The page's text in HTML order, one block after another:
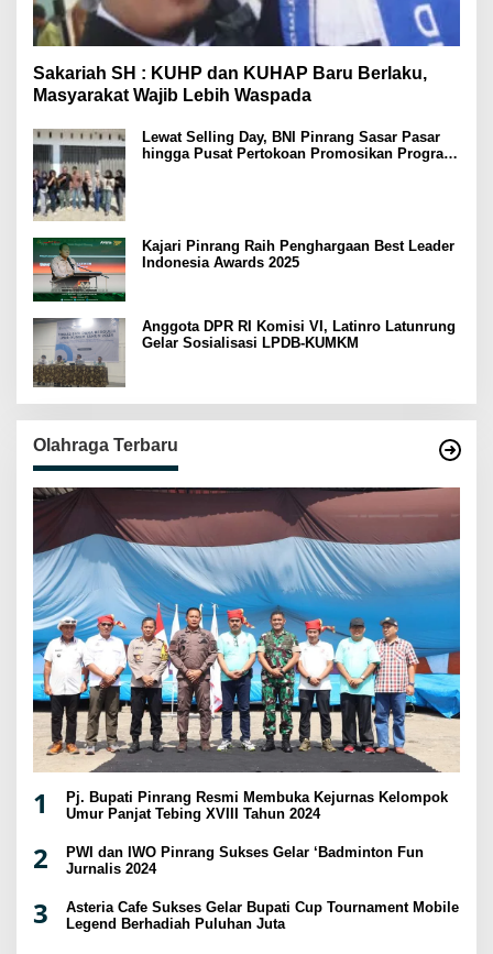
Sakariah SH : KUHP dan KUHAP Baru Berlaku,
Masyarakat Wajib Lebih Waspada
Lewat Selling Day, BNI Pinrang Sasar Pasar
hingga Pusat Pertokoan Promosikan Program
Kajari Pinrang Raih Penghargaan Best Leader
Indonesia Awards 2025
Anggota DPR RI Komisi VI, Latinro Latunrung
Gelar Sosialisasi LPDB-KUMKM
Olahraga Terbaru
1
Pj. Bupati Pinrang Resmi Membuka Kejurnas Kelompok
Umur Panjat Tebing XVIII Tahun 2024
2
PWI dan IWO Pinrang Sukses Gelar ‘Badminton Fun
Jurnalis 2024
3
Asteria Cafe Sukses Gelar Bupati Cup Tournament Mobile
Legend Berhadiah Puluhan Juta